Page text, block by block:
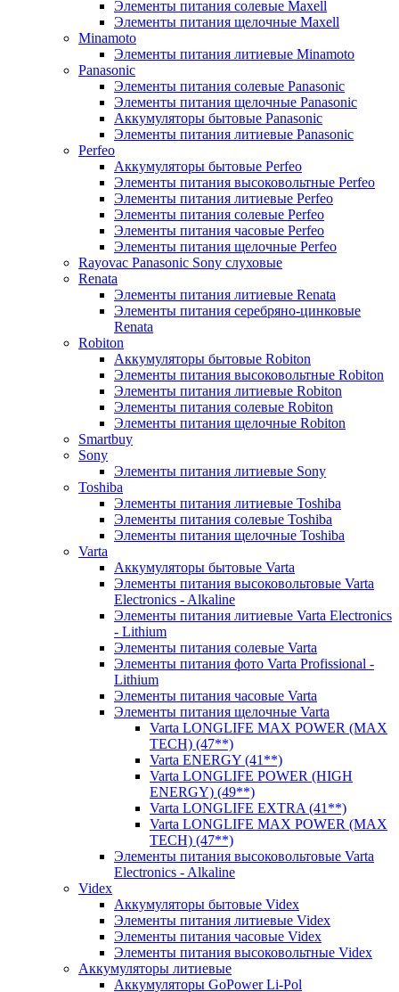
Элементы питания солевые Maxell
Элементы питания щелочные Maxell
Minamoto
Элементы питания литиевые Minamoto
Panasonic
Элементы питания солевые Panasonic
Элементы питания щелочные Panasonic
Аккумуляторы бытовые Panasonic
Элементы питания литиевые Panasonic
Perfeo
Аккумуляторы бытовые Perfeo
Элементы питания высоковольтные Perfeo
Элементы питания литиевые Perfeo
Элементы питания солевые Perfeo
Элементы питания часовые Perfeo
Элементы питания щелочные Perfeo
Rayovac Panasonic Sony слуховые
Renata
Элементы питания литиевые Renata
Элементы питания серебряно-цинковые
Renata
Robiton
Аккумуляторы бытовые Robiton
Элементы питания высоковольтные Robiton
Элементы питания литиевые Robiton
Элементы питания солевые Robiton
Элементы питания щелочные Robiton
Smartbuy
Sony
Элементы питания литиевые Sony
Toshiba
Элементы питания литиевые Toshiba
Элементы питания солевые Toshiba
Элементы питания щелочные Toshiba
Varta
Аккумуляторы бытовые Varta
Элементы питания высоковольтовые Varta
Electronics - Alkaline
Элементы питания литиевые Varta Electronics
- Lithium
Элементы питания солевые Varta
Элементы питания фото Varta Profissional -
Lithium
Элементы питания часовые Varta
Элементы питания щелочные Varta
Varta LONGLIFE MAX POWER (MAX
TECH) (47**)
Varta ENERGY (41**)
Varta LONGLIFE POWER (HIGH
ENERGY) (49**)
Varta LONGLIFE EXTRA (41**)
Varta LONGLIFE MAX POWER (MAX
TECH) (47**)
Элементы питания высоковольтовые Varta
Electronics - Alkaline
Videx
Аккумуляторы бытовые Videx
Элементы питания литиевые Videx
Элементы питания часовые Videx
Элементы питания высоковольтные Videx
Аккумуляторы литиевые
Аккумуляторы GoPower Li-Pol